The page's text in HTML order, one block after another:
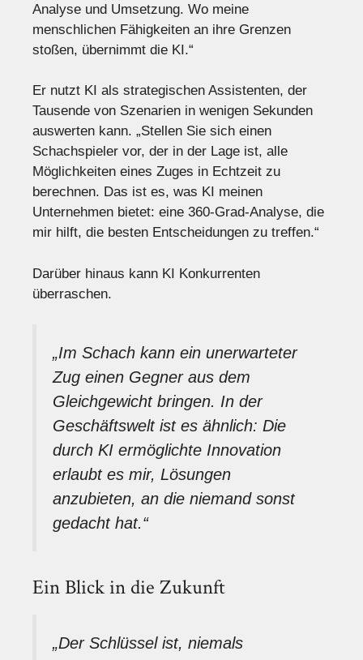
Analyse und Umsetzung. Wo meine
menschlichen Fähigkeiten an ihre Grenzen
stoßen, übernimmt die KI.“
Er nutzt KI als strategischen Assistenten, der
Tausende von Szenarien in wenigen Sekunden
auswerten kann. „Stellen Sie sich einen
Schachspieler vor, der in der Lage ist, alle
Möglichkeiten eines Zuges in Echtzeit zu
berechnen. Das ist es, was KI meinen
Unternehmen bietet: eine 360-Grad-Analyse, die
mir hilft, die besten Entscheidungen zu treffen.“
Darüber hinaus kann KI Konkurrenten
überraschen.
„Im Schach kann ein unerwarteter
Zug einen Gegner aus dem
Gleichgewicht bringen. In der
Geschäftswelt ist es ähnlich: Die
durch KI ermöglichte Innovation
erlaubt es mir, Lösungen
anzubieten, an die niemand sonst
gedacht hat.“
Ein Blick in die Zukunft
„Der Schlüssel ist, niemals